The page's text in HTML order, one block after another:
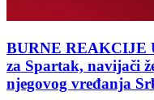
BURNE REAKCIJE
za Spartak, navijači
njegovog vređanja